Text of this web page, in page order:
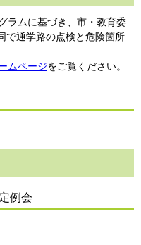
ラムに基づき、市・教育委
で通学路の点検と危険箇所
ムページをご覧ください。
例会